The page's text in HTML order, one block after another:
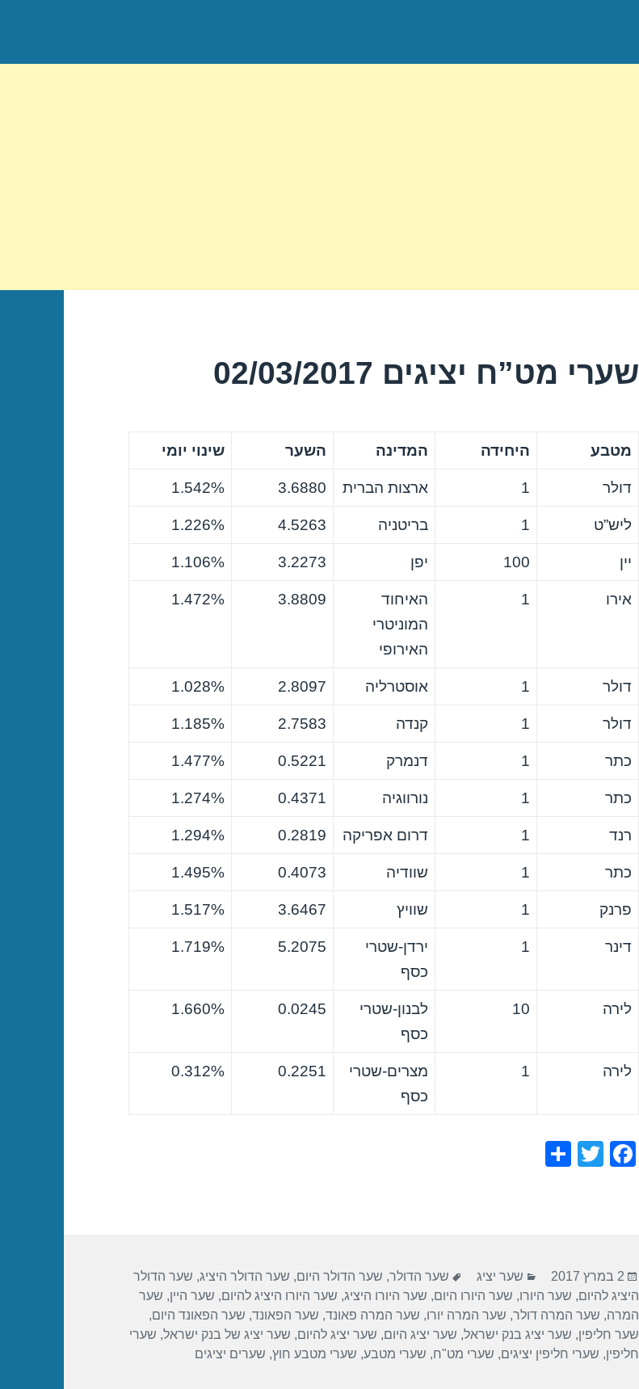
שערי מט”ח יציגים 02/03/2017
מטבע היחידה המדינה השער שינוי יומי
דולר 1 ארצות הברית 3.6880
1.542%
ליש”ט 1 בריטניה 4.5263
1.226%
יין 100 יפן 3.2273
1.106%
אירו 1
האיחוד
המוניטרי
האירופי
3.8809
1.472%
דולר 1 אוסטרליה 2.8097
1.028%
דולר 1 קנדה 2.7583
1.185%
כתר 1 דנמרק 0.5221
1.477%
כתר 1 נורווגיה 0.4371
1.274%
רנד 1 דרום אפריקה 0.2819
1.294%
כתר 1 שוודיה 0.4073
1.495%
פרנק 1 שוויץ 3.6467
1.517%
דינר 1
ירדן-שטרי
כסף
5.2075
1.719%
לירה 10
לבנון-שטרי
כסף
0.0245
1.660%
לירה 1
מצרים-שטרי
כסף
0.2251
0.312%
F
o
o
k
T
פורסם
בתאריך
2 במרץ 2017 קטגוריות
שער יציג תגיות
שער הדולר, שער הדולר היום, שער הדולר היציג, שער הדולר
היציג להיום, שער היורו, שער היורו היום, שער היורו היציג, שער היורו היציג להיום, שער היין, שער
המרה, שער המרה דולר, שער המרה יורו, שער המרה פאונד, שער הפאונד, שער הפאונד היום,
שער חליפין, שער יציג בנק ישראל, שער יציג היום, שער יציג להיום, שער יציג של בנק ישראל, שערי
חליפין, שערי חליפין יציגים, שערי מט"ח, שערי מטבע, שערי מטבע חוץ, שערים יציגים